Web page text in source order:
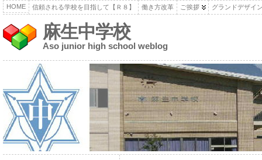
HOME 信頼される学校を目指して【Ｒ８】 働き方改革 ご挨拶 グランドデザイ
麻生中学校
Aso junior high school weblog